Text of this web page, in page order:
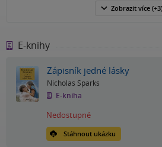
Zobrazit více (+3)
E-knihy
Zápisník jedné lásky
Nicholas Sparks
E-kniha
Stáhnout ukázku
Nedostupné